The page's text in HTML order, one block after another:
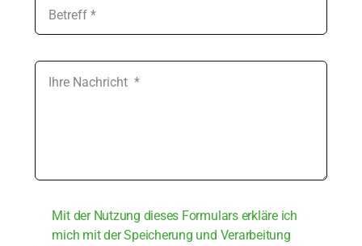
Mit der Nut­zung die­ses For­mu­lars erklä­re ich
mich mit der Spei­che­rung und Ver­ar­bei­tung